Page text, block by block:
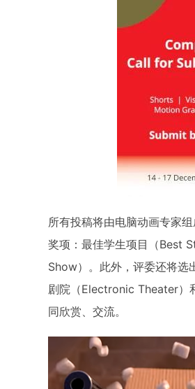
所有投稿将由电脑动画专家
奖项：最佳学生项目（Best
Show）。此外，评委还将选
剧院（Electronic Theater）
同欣赏、交流。